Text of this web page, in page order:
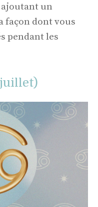
ajoutant un
façon dont vous
pendant les
juillet)